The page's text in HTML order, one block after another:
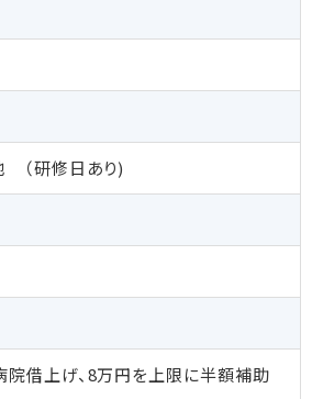
（研修日あり)
院借上げ、8万円を上限に半額補助